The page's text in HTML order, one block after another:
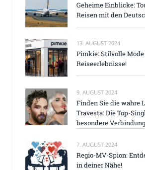
Geheime Einblicke:
Reisen mit den
13. AUGUST 2024
Pimkie: Stilvolle
Reiseerlebnisse!
9. AUGUST 2024
Finden Sie die wahre
Travesta: Die Top-
besondere
7. AUGUST 2024
Regio-MV-Spion:
in deiner Nähe!